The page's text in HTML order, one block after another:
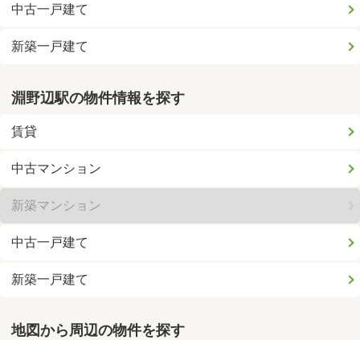
中古一戸建て
新築一戸建て
淵野辺駅の物件情報を探す
賃貸
中古マンション
新築マンション
中古一戸建て
新築一戸建て
地図から周辺の物件を探す